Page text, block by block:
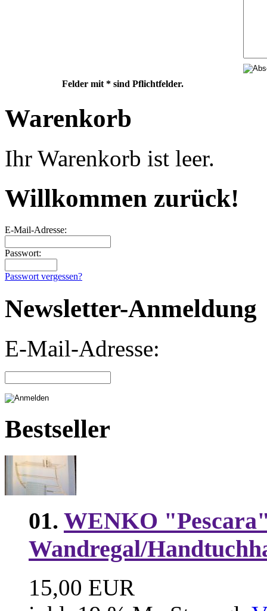
Felder mit * sind Pflichtfelder.
Warenkorb
Ihr Warenkorb ist leer.
Willkommen zurück!
E-Mail-Adresse:
Passwort:
Passwort vergessen?
Newsletter-Anmeldung
E-Mail-Adresse:
Bestseller
01. WENKO
Wandregal/
15,00 EUR